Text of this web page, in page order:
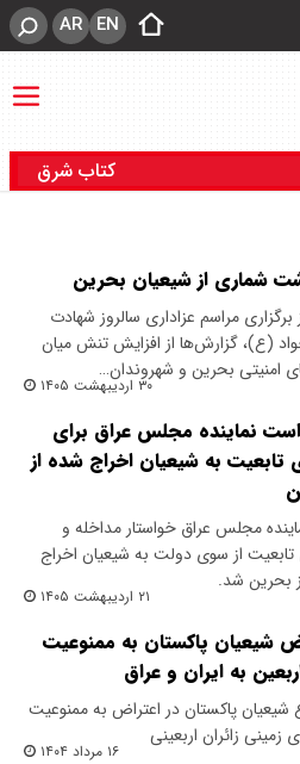
EN
AR
کتاب شرق
شماری از شیعیان بحرین
مراسم عزاداری سالروز شهادت
(ع)، گزارش‌ها از افزایش تنش میان
امنیتی بحرین و شهروندان…
۳۰ اردیبهشت ۱۴۰۵
نماینده مجلس عراق برای
تابعیت به شیعیان اخراج شده از
مجلس عراق خواستار مداخله و
تابعیت از سوی دولت به شیعیان اخراج
بحرین شد.
۲۱ اردیبهشت ۱۴۰۵
شیعیان پاکستان به ممنوعیت
به ایران و عراق
شیعیان پاکستان در اعتراض به ممنوعیت
زمینی زائران اربعینی
۱۶ مرداد ۱۴۰۴